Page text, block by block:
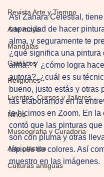
Revista Arte y Tiempo
Arte maya
Mandalas
Católicos
Religiones
Eventos, Cursos y Talleres
Niños
Museografia y Curadoria
Arte plástico
Culturas antiguas
Así Zahara Celestial, tiene
capacidad de hacer
alma, y seguramente te
¿qué significa una pintura
alma? Y ¿cómo logra
autora?, ¿cuál es su
bueno, justo estás y otras
las elaboramos en la
le hicimos en Zoom. En la
contó que las pinturas
son con pluma y otras
lápices de colores. Así
muestro en las imágenes.